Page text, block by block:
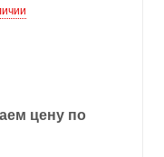
цену по